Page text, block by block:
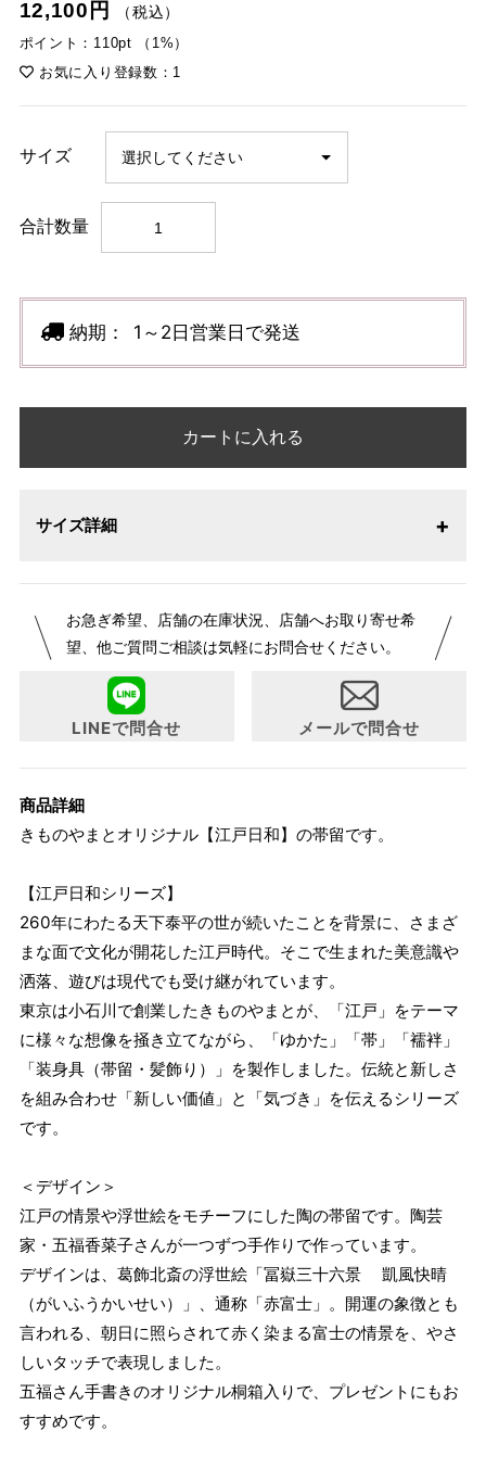
12,100円
（税込）
ポイント：110pt （1%）
お気に入り登録数：1
サイズ
合計数量
納期： 1～2日営業日で発送
カートに入れる
サイズ詳細
お急ぎ希望、店舗の在庫状況、店舗へお取り寄せ希
望、他ご質問ご相談は気軽にお問合せください。
LINEで問合せ メールで問合せ
商品詳細
きものやまとオリジナル【江戸日和】の帯留です。
【江戸日和シリーズ】
260年にわたる天下泰平の世が続いたことを背景に、さまざ
まな面で文化が開花した江戸時代。そこで生まれた美意識や
洒落、遊びは現代でも受け継がれています。
東京は小石川で創業したきものやまとが、「江戸」をテーマ
に様々な想像を掻き立てながら、「ゆかた」「帯」「襦袢」
「装身具（帯留・髪飾り）」を製作しました。伝統と新しさ
を組み合わせ「新しい価値」と「気づき」を伝えるシリーズ
です。
＜デザイン＞
江戸の情景や浮世絵をモチーフにした陶の帯留です。陶芸
家・五福香菜子さんが一つずつ手作りで作っています。
デザインは、葛飾北斎の浮世絵「冨嶽三十六景 凱風快晴
（がいふうかいせい）」、通称「赤富士」。開運の象徴とも
言われる、朝日に照らされて赤く染まる富士の情景を、やさ
しいタッチで表現しました。
五福さん手書きのオリジナル桐箱入りで、プレゼントにもお
すすめです。